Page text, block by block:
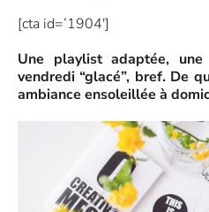
[cta id=’1904′]
Une playlist adaptée,
vendredi “glacé”, bref. De
ambiance ensoleillée à